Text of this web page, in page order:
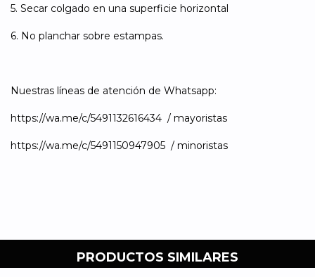
5. Secar colgado en una superficie horizontal
6. No planchar sobre estampas.
Nuestras líneas de atención de Whatsapp:
https://wa.me/c/5491132616434 / mayoristas
https://wa.me/c/5491150947905 / minoristas
PRODUCTOS SIMILARES